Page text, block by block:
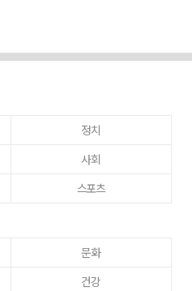
정치
사회
스포츠
문화
건강